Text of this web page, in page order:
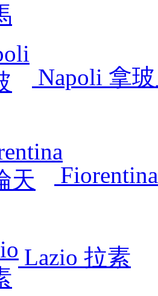
Napoli 拿
Lazio 拉素